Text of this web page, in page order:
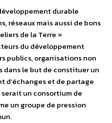
durable
réseaux mais aussi de bons
de la Terre »
du développement
publics, organisations non
dans le but de constituer un
d’échanges et de partage
un consortium de
un groupe de pression